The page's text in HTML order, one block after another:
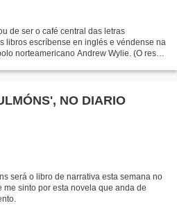
de ser o café central das letras
libros escríbense en inglés e véndense na
norteamericano Andrew Wylie. (O resto
NO DIARIO
será o libro de narrativa esta semana no
sinto por esta novela que anda de